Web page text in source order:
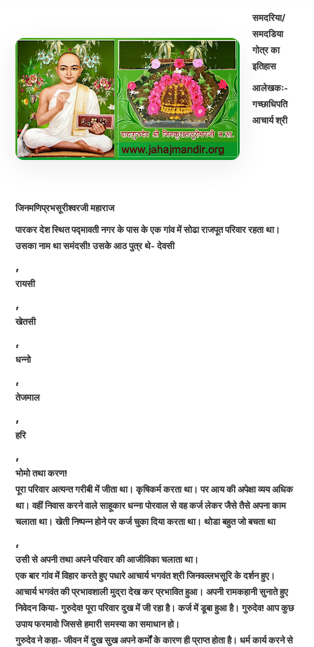
समदरिया/
समदडिया
गोत्र का
इतिहास
आलेखकः-
गच्छाधिपति
आचार्य श्री
जिनमणिप्रभसूरीश्वरजी महाराज
पारकर देश स्थित पद्मावती नगर के पास के एक गांव में सोढा राजपूत परिवार रहता था।
उसका नाम था समंदसी! उसके आठ पुत्र थे- देवसी
रायसी
खेतसी
धन्नो
तेजमाल
हरि
भोमो तथा करण!
पूरा परिवार अत्यन्त गरीबी में जीता था। कृषिकर्म करता था। पर आय की अपेक्षा व्यय अधिक
था। वहीं निवास करने वाले साहूकार धन्ना पोरवाल से वह कर्ज लेकर जैसे तैसे अपना काम
चलाता था। खेती निष्पन्न होने पर कर्ज चुका दिया करता था। थोडा बहुत जो बचता था
उसी से अपनी तथा अपने परिवार की आजीविका चलाता था।
एक बार गांव में विहार करते हुए पधारे आचार्य भगवंत श्री जिनवल्लभसूरि के दर्शन हुए।
आचार्य भगवंत की प्रभावशाली मुद्रा देख कर प्रभावित हुआ। अपनी रामकहानी सुनाते हुए
निवेदन किया- गुरुदेव! पूरा परिवार दुख में जी रहा है। कर्ज में डूबा हुआ है। गुरुदेव! आप कुछ
उपाय फरमावो जिससे हमारी समस्या का समाधान हो।
गुरुदेव ने कहा- जीवन में दुख सुख अपने कर्मों के कारण ही प्राप्त होता है। धर्म कार्य करने से